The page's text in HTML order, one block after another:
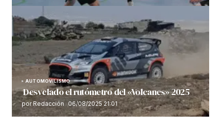
AUTOMOVILISMO
Desvelado el rutómetro del «Volcanes» 2025
por Redacción 06/08/2025 21:01